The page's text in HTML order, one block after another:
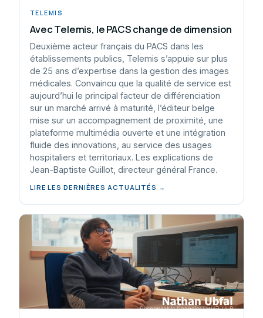
TELEMIS
Avec Telemis, le PACS change de dimension
Deuxième acteur français du PACS dans les
établissements publics, Telemis s’appuie sur plus
de 25 ans d’expertise dans la gestion des images
médicales. Convaincu que la qualité de service est
aujourd’hui le principal facteur de différenciation
sur un marché arrivé à maturité, l’éditeur belge
mise sur un accompagnement de proximité, une
plateforme multimédia ouverte et une intégration
fluide des innovations, au service des usages
hospitaliers et territoriaux. Les explications de
Jean-Baptiste Guillot, directeur général France.
LIRE LES DERNIÈRES ACTUALITÉS →